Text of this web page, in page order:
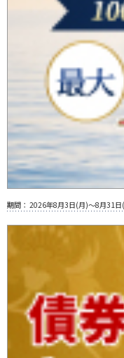
期間： 2026年8月3日(月)～8月31日